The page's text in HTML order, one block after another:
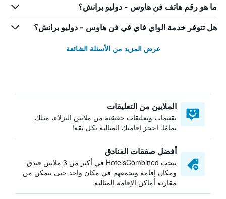
ما هو رقم هاتف فن هاوس - دوليو برانش؟
هل تتوفر خدمة الواي فاي في فن هاوس - دوليو برانش؟
عرض المزيد من الأسئلة الشائعة
الملايين من التعليقات
تقييمات وتعليقات حقيقية من ملايين النزلاء، مثلك
تمامًا. احجز إقامتك المثالية بكل ثقة!
أفضل صفقات الفنادق
يبحث HotelsCombined في أكثر من 3 ملايين فندق
ومكان إقامة ويجمعهم في مكان واحد حتى تتمكن من
مقارنة أماكن الإقامة المثالية.